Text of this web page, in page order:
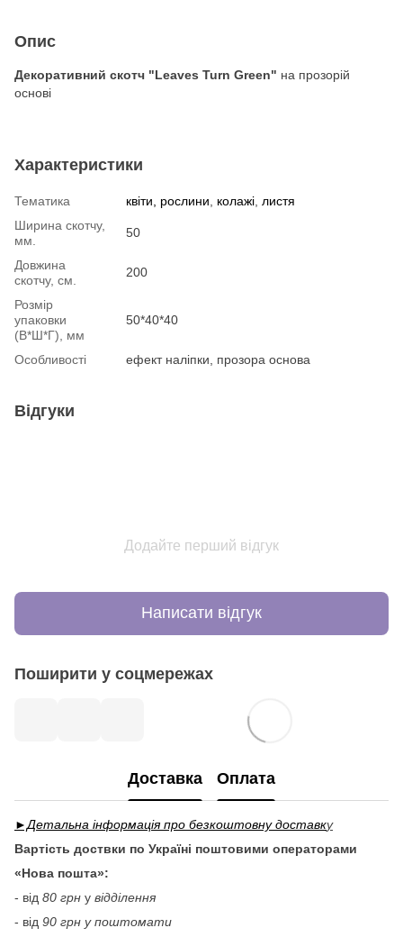
Опис
Декоративний скотч "Leaves Turn Green" на прозорій
основі
Характеристики
Тематика квіти, рослини колажі листя
Ширина скотчу,
мм.
50
Довжина
скотчу, см.
200
Розмір
упаковки
(В*Ш*Г), мм
50*40*40
Особливості ефект наліпки, прозора основа
Відгуки
Додайте перший відгук
Написати відгук
Поширити у соцмережах
Доставка Оплата
►Детальна інформація про безкоштовну доставку
Вартість доствки по Україні поштовими операторами
«Нова пошта»:
- від 80 грн у відділення
- від 90 грн у поштомати